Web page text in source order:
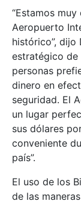
“Estamos
Aeropuerto
histórico”,
estratégico de
personas
dinero en
seguridad. El
un lugar
sus dólares
conveniente
país”.
El uso de los
de las